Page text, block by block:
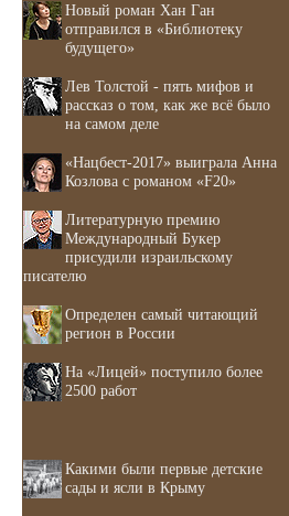
Новый роман Хан Ган
отправился в «Библиотеку
будущего»
Лев Толстой - пять мифов и
рассказ о том, как же всё было
на самом деле
«Нацбест-2017» выиграла Анна
Козлова с романом «F20»
Литературную премию
Международный Букер
присудили израильскому
писателю
Определен самый читающий
регион в России
На «Лицей» поступило более
2500 работ
Какими были первые детские
сады и ясли в Крыму